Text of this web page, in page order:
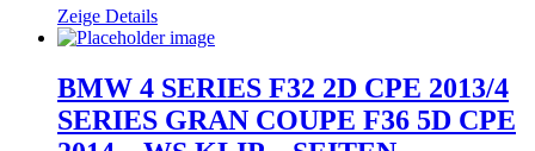
Zeige Details
BMW 4 SERIES F32 2D CPE 2013/4
SERIES GRAN COUPE F36 5D CPE